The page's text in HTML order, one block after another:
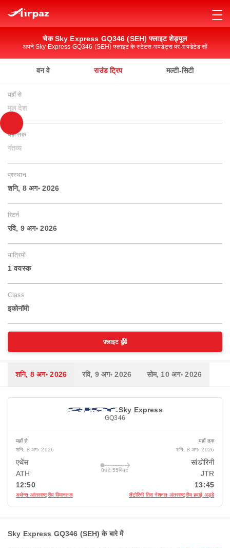
चेक Sky Express GQ346 (SEH) फ्लाइट शेड्यूल
अपने Sky Express GQ346 (SEH) फ्लाइट के स्टेटस अपडेट्स पर अपडेटेड रहें
वन वे राउंड ट्रिप मल्टी-सिटी
यहाँ से
मूल देश
यहाँ तक
गंतव्य
प्रस्थान
शनि, 8 अग॰ 2026
रिटर्न
रवि, 9 अग॰ 2026
यात्रियों
1 वयस्‍क
Class
इकोनॉमी
फ़्लाइट ढूँढें
शनि, 8 अग॰ 2026 रवि, 9 अग॰ 2026 सोम, 10 अग॰ 2026
Sky Express
GQ346
यहाँ से
शनि, 8 अग॰ 2026
एथेंस
ATH
12:50
अथेन्स आंतरराष्ट्रीय विमानतळ
0घंटे 55मिनट
यहाँ तक
शनि, 8 अग॰ 2026
सांडोरिनी
JTR
13:45
सेंटोरिनी तिरा नेशनल अंतरराष्ट्रीय हवाई अड्डे
Sky Express GQ346 (SEH) के बारे में